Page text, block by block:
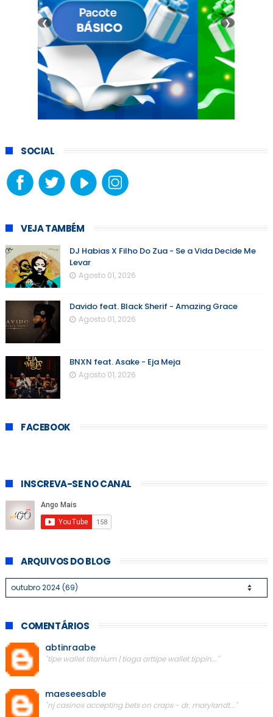
❮ ❯
SOCIAL
VEJA TAMBÉM
DJ Habias X Filho Do Zua - Se a Vida Decide Me
Levar
Agosto 01, 2026
Davido feat. Black Sherif - Amazing Grace
Agosto 01, 2026
BNXN feat. Asake - Eja Meja
Agosto 01, 2026
FACEBOOK
INSCREVA-SE NO CANAL
ARQUIVOS DO BLOG
COMENTÁRIOS
abtinraabe
"tipe wallet titanium | tioga arttipe wallet tippin..."
maeseesable
"nj casinos accepting bets on craps - dr. marylandt..."